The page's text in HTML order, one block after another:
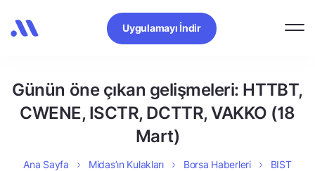
Uygulamayı İndir
Günün öne çıkan gelişmeleri: HTTBT,
CWENE, ISCTR, DCTTR, VAKKO (18
Mart)
Ana Sayfa Midas’ın Kulakları Borsa Haberleri
BIST